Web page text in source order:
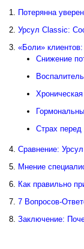
Потерянна
Урсул Classic:
«Боли»
Снижение
Страх перед
Сравнение:
Мнение
Как правильно
7 Вопросов-
Заключение: